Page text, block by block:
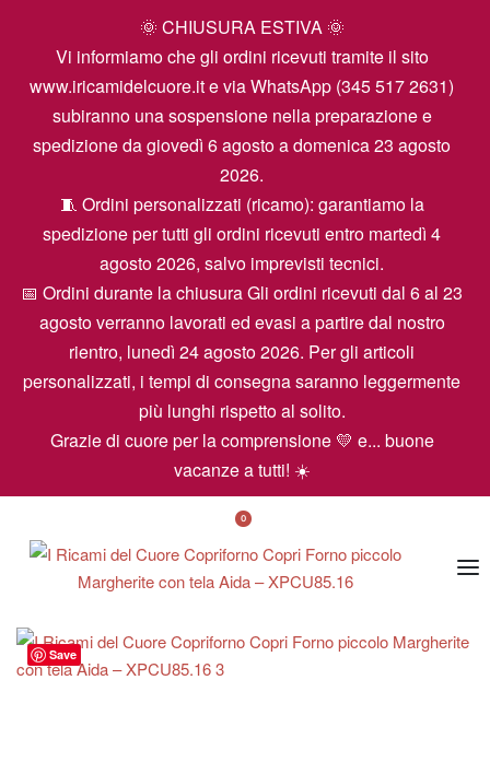
🌞 CHIUSURA ESTIVA 🌞
Vi informiamo che gli ordini ricevuti tramite il sito
www.iricamidelcuore.it e via WhatsApp (345 517 2631)
subiranno una sospensione nella preparazione e
spedizione da giovedì 6 agosto a domenica 23 agosto
2026.
🧵 Ordini personalizzati (ricamo): garantiamo la
spedizione per tutti gli ordini ricevuti entro martedì 4
agosto 2026, salvo imprevisti tecnici.
📅 Ordini durante la chiusura Gli ordini ricevuti dal 6 al 23
agosto verranno lavorati ed evasi a partire dal nostro
rientro, lunedì 24 agosto 2026. Per gli articoli
personalizzati, i tempi di consegna saranno leggermente
più lunghi rispetto al solito.
Grazie di cuore per la comprensione 💛 e... buone
vacanze a tutti! ☀️
0
Save